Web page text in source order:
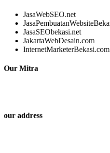
JasaWebSEO.net
JasaSEObekasi.net
JakartaWebDesain.com
InternetMarketerBekasi.com
Our Mitra
our address